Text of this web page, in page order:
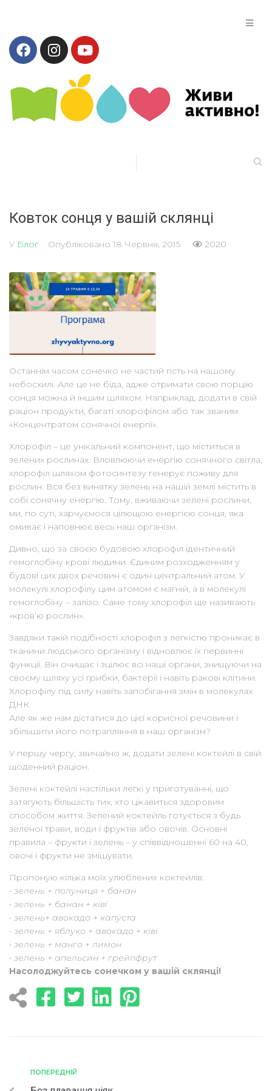
Ковток сонця у вашій склянці
У Блог Опубліковано 18 Червня, 2015 2020
Останнім часом сонечко не частий гість на нашому
небосхилі. Але це не біда, адже отримати свою порцію
сонця можна й іншим шляхом. Наприклад, додати в свій
раціон продукти, багаті хлорофілом або так званим
«Концентратом сонячної енергії».
Хлорофіл – це унікальний компонент, що міститься в
зелених рослинах. Вловлюючи енергію сонячного світла,
хлорофіл шляхом фотосинтезу генерує поживу для
рослин. Вся без винятку зелень на нашій землі містить в
собі сонячну енергію. Тому, вживаючи зелені рослини,
ми, по суті, харчуємося цілющою енергією сонця, яка
омиває і наповнює весь наш організм.
Дивно, що за своєю будовою хлорофіл ідентичний
гемоглобіну крові людини. Єдиним розходженням у
будові цих двох речовин є один центральний атом. У
молекулі хлорофілу цим атомом є магній, а в молекулі
гемоглобіну – залізо. Саме тому хлорофіл ще називають
«кров’ю рослин».
Завдяки такій подібності хлорофіл з легкістю проникає в
тканини людського організму і відновлює їх первинні
функції. Він очищає і зцілює всі наші органи, знищуючи на
своєму шляху усі грибки, бактерії і навіть ракові клітини.
Хлорофілу під силу навіть запобігання змін в молекулах
ДНК.
Але як же нам дістатися до цієї корисної речовини і
збільшити його потрапляння в наш організм?
У першу чергу, звичайно ж, додати зелені коктейлі в свій
щоденний раціон.
Зелені коктейлі настільки легкі у приготуванні, що
затягують більшість тих, хто цікавиться здоровим
способом життя. Зелений коктейль готується з будь
зеленої трави, води і фруктів або овочів. Основні
правила – фрукти і зелень – у співвідношенні 60 на 40,
овочі і фрукти не змішувати.
Пропоную кілька моїх улюблених коктейлів:
• зелень + полуниця + банан
• зелень + банан + ківі
• зелень+ авокадо + капуста
• зелень + яблуко + авокадо + ківі
• зелень + манго + лимон
• зелень + апельсин + грейпфрут
Насолоджуйтесь сонечком у вашій склянці!
ПОПЕРЕДНІЙ